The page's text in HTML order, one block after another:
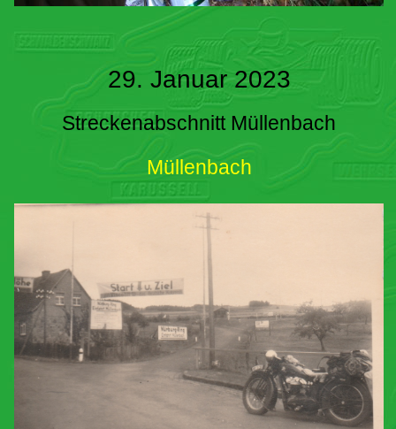
29. Januar 2023
Streckenabschnitt Müllenbach
Müllenbach